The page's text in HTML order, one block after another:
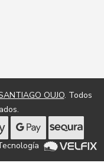
OUJO. Todos